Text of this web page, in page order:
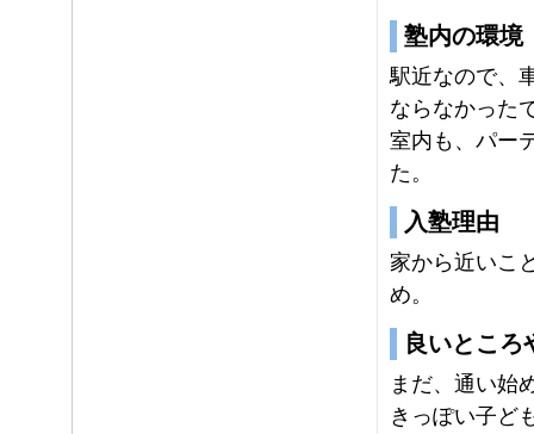
塾内の環境
駅近なので、
ならなかった
室内も、パー
た。
入塾理由
家から近いこ
め。
良いところ
まだ、通い始
きっぽい子ど